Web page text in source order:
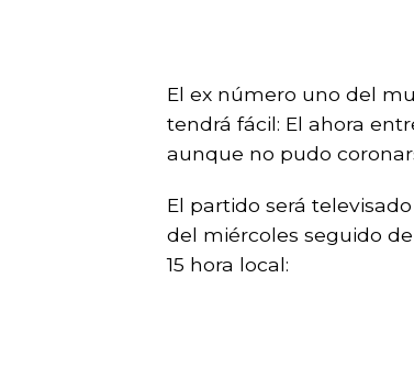
El ex número uno del
tendrá fácil: El ahora
aunque no pudo
El partido será
del miércoles seguido
15 hora local: